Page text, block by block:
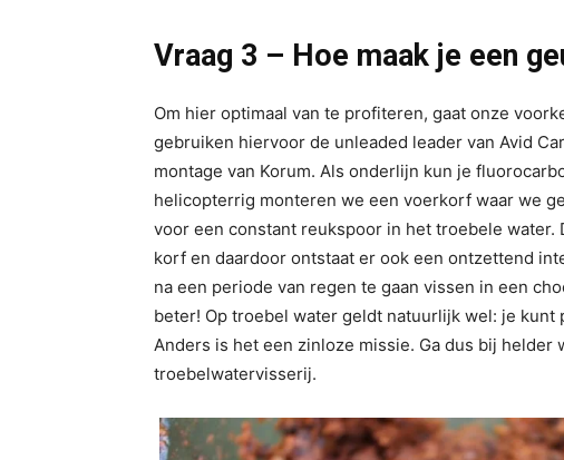
Vraag 3 – Hoe maak je een
Om hier optimaal van te profiteren, gaat onze
gebruiken hiervoor de unleaded leader van Avid
montage van Korum. Als onderlijn kun je
helicopterrig monteren we een voerkorf waar we
voor een constant reukspoor in het troebele
korf en daardoor ontstaat er ook een ontzettend
na een periode van regen te gaan vissen in een
beter! Op troebel water geldt natuurlijk wel: je
Anders is het een zinloze missie. Ga dus bij helder
troebelwatervisserij.